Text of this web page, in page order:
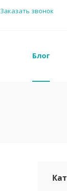
Заказать звонок
Блог